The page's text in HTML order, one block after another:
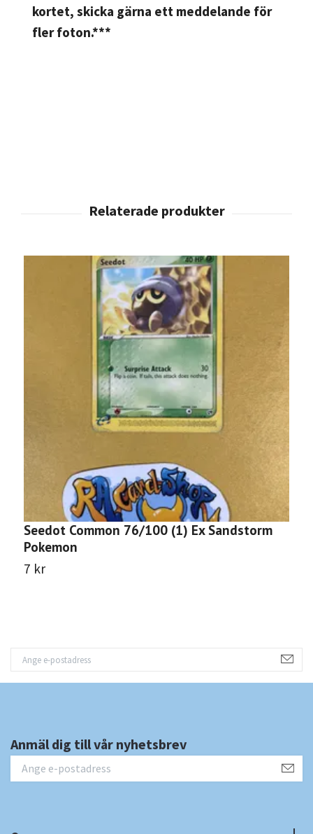
kortet, skicka gärna ett meddelande för
fler foton.***
Seedot Common 76/100 (1) Ex Sandstorm
Pokemon
7 kr
Anmäl dig till vår nyhetsbrev